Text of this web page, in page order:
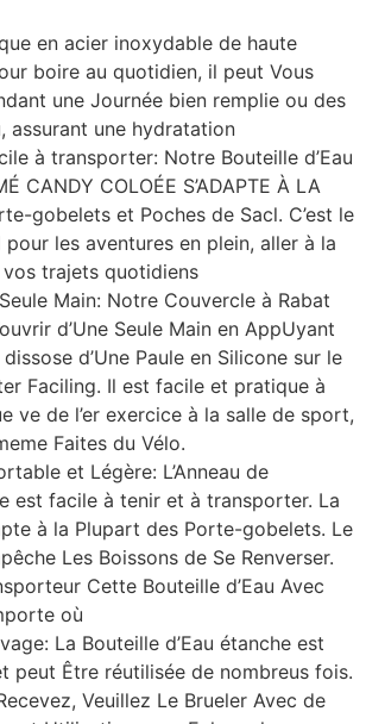
en acier inoxydable de haute
boire au quotidien, il peut Vous
une Journée bien remplie ou des
assurant une hydratation
à transporter: Notre Bouteille d’Eau
CANDY COLOÉE S’ADAPTE À LA
gobelets et Poches de Sacl. C’est le
les aventures en plein, aller à la
trajets quotidiens
Main: Notre Couvercle à Rabat
d’Une Seule Main en AppUyant
d’Une Paule en Silicone sur le
Faciling. Il est facile et pratique à
ve de l’er exercice à la salle de sport,
Faites du Vélo.
et Légère: L’Anneau de
est facile à tenir et à transporter. La
à la Plupart des Porte-gobelets. Le
Les Boissons de Se Renverser.
Cette Bouteille d’Eau Avec
où
La Bouteille d’Eau étanche est
peut Être réutilisée de nombreus fois.
Veuillez Le Brueler Avec de